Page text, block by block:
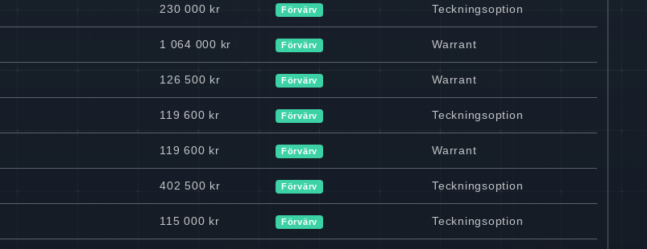
230 000 kr Förvärv Teckningsoption
1 064 000 kr Förvärv Warrant
126 500 kr Förvärv Warrant
119 600 kr Förvärv Teckningsoption
119 600 kr Förvärv Warrant
402 500 kr Förvärv Teckningsoption
115 000 kr Förvärv Teckningsoption